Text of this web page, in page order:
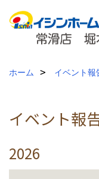
ホーム イベント報
イベント報
2026